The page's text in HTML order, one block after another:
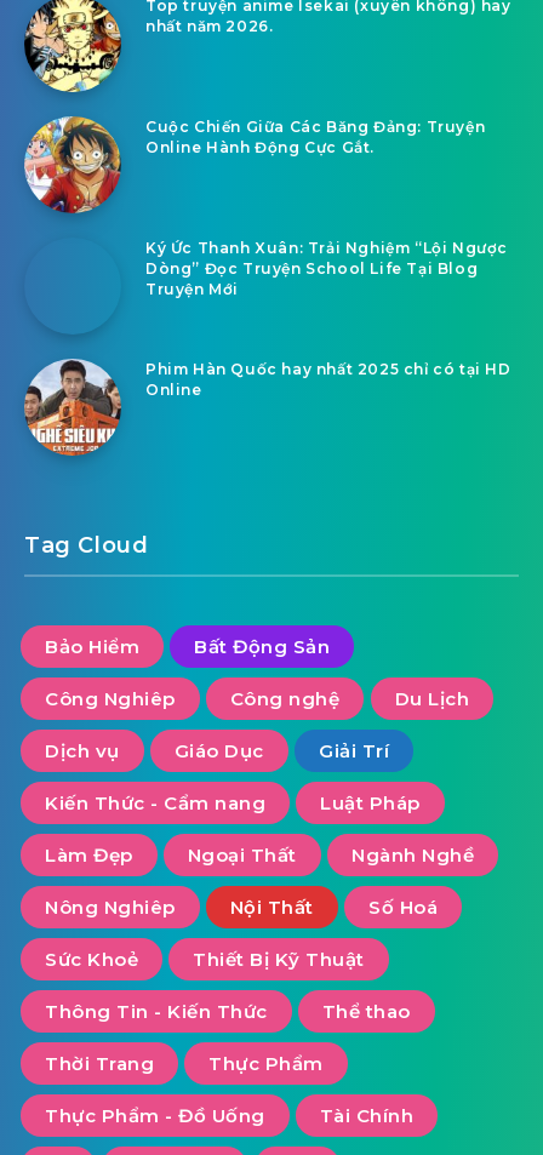
Top truyện anime Isekai (xuyên không) hay
nhất năm 2026.
Cuộc Chiến Giữa Các Băng Đảng: Truyện
Online Hành Động Cực Gắt.
Ký Ức Thanh Xuân: Trải Nghiệm “Lội Ngược
Dòng” Đọc Truyện School Life Tại Blog
Truyện Mới
Phim Hàn Quốc hay nhất 2025 chỉ có tại HD
Online
Tag Cloud
Bảo Hiểm Bất Động Sản
Công Nghiêp Công nghệ Du Lịch
Dịch vụ Giáo Dục Giải Trí
Kiến Thức - Cẩm nang Luật Pháp
Làm Đẹp Ngoại Thất Ngành Nghề
Nông Nghiêp Nội Thất Số Hoá
Sức Khoẻ Thiết Bị Kỹ Thuật
Thông Tin - Kiến Thức Thể thao
Thời Trang Thực Phẩm
Thực Phẩm - Đồ Uống Tài Chính